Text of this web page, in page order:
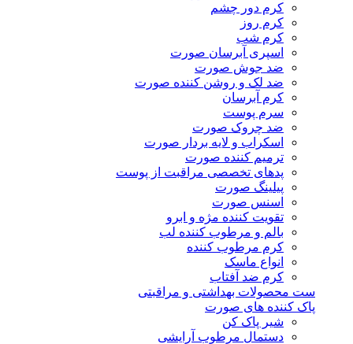
کرم دور چشم
کرم روز
کرم شب
اسپری آبرسان صورت
ضد جوش صورت
ضد لک و روشن کننده صورت
کرم آبرسان
سرم پوست
ضد چروک صورت
اسکراب و لایه بردار صورت
ترمیم کننده صورت
پدهای تخصصی مراقبت از پوست
پیلینگ صورت
اسنس صورت
تقویت کننده مژه و ابرو
بالم و مرطوب کننده لب
کرم مرطوب کننده
انواع ماسک
کرم ضد آفتاب
ست محصولات بهداشتی و مراقبتی
پاک کننده های صورت
شیر پاک کن
دستمال مرطوب آرایشی